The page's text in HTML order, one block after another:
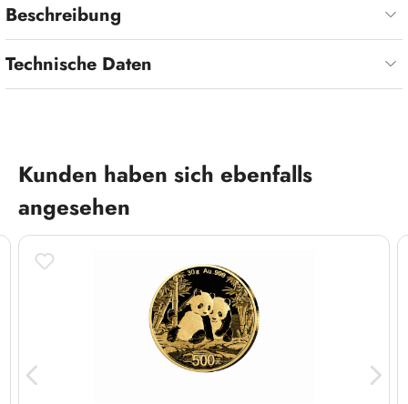
Beschreibung
Technische Daten
Produktgalerie überspringen
Kunden haben sich ebenfalls
angesehen